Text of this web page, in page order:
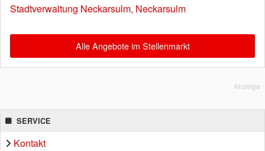
Stadtverwaltung Neckarsulm, Neckarsulm
Alle Angebote im Stellenmarkt
Anzeige
SERVICE
Kontakt